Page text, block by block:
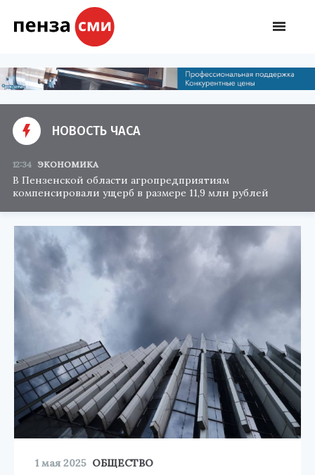
НОВОСТЬ ЧАСА
12:34 ЭКОНОМИКА
В Пензенской области агропредприятиям
компенсировали ущерб в размере 11,9 млн рублей
1 мая 2025 ОБЩЕСТВО